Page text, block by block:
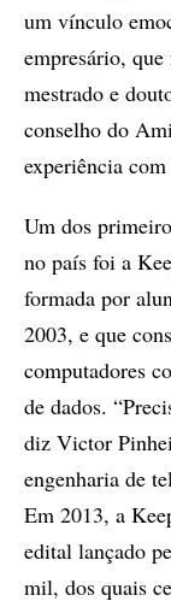
um vínculo
empresário,
mestrado e
conselho do
experiência com
Um dos
no país foi a
formada por
2003, e que
computadores
de dados.
diz Victor
engenharia de
Em 2013, a
edital lançado
mil, dos quais